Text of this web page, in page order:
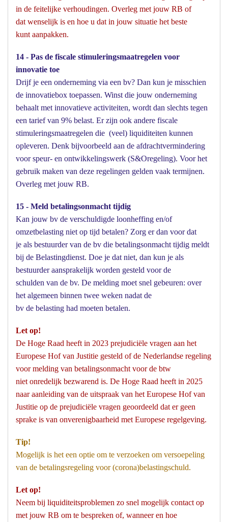
in de feitelijke verhoudingen. Overleg met jouw RB of
dat wenselijk is en hoe u dat in jouw situatie het beste
kunt aanpakken.
14 - Pas de fiscale stimuleringsmaatregelen voor
innovatie toe
Drijf je een onderneming via een bv? Dan kun je misschien
de innovatiebox toepassen. Winst die jouw onderneming
behaalt met innovatieve activiteiten, wordt dan slechts tegen
een tarief van 9% belast. Er zijn ook andere fiscale
stimuleringsmaatregelen die (veel) liquiditeiten kunnen
opleveren. Denk bijvoorbeeld aan de afdrachtvermindering
voor speur- en ontwikkelingswerk (S&Oregeling). Voor het
gebruik maken van deze regelingen gelden vaak termijnen.
Overleg met jouw RB.
15 - Meld betalingsonmacht tijdig
Kan jouw bv de verschuldigde loonheffing en/of
omzetbelasting niet op tijd betalen? Zorg er dan voor dat
je als bestuurder van de bv die betalingsonmacht tijdig meldt
bij de Belastingdienst. Doe je dat niet, dan kun je als
bestuurder aansprakelijk worden gesteld voor de
schulden van de bv. De melding moet snel gebeuren: over
het algemeen binnen twee weken nadat de
bv de belasting had moeten betalen.
Let op!
De Hoge Raad heeft in 2023 prejudiciële vragen aan het
Europese Hof van Justitie gesteld of de Nederlandse regeling
voor melding van betalingsonmacht voor de btw
niet onredelijk bezwarend is. De Hoge Raad heeft in 2025
naar aanleiding van de uitspraak van het Europese Hof van
Justitie op de prejudiciële vragen geoordeeld dat er geen
sprake is van onverenigbaarheid met Europese regelgeving.
Tip!
Mogelijk is het een optie om te verzoeken om versoepeling
van de betalingsregeling voor (corona)belastingschuld.
Let op!
Neem bij liquiditeitsproblemen zo snel mogelijk contact op
met jouw RB om te bespreken of, wanneer en hoe